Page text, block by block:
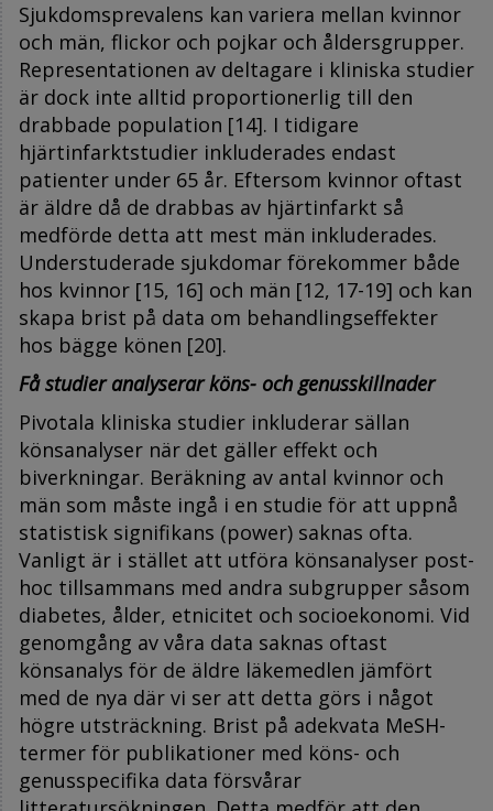
Sjukdomsprevalens kan variera mellan kvinnor
och män, flickor och pojkar och åldersgrupper.
Representationen av deltagare i kliniska studier
är dock inte alltid proportionerlig till den
drabbade population [14]. I tidigare
hjärtinfarktstudier inkluderades endast
patienter under 65 år. Eftersom kvinnor oftast
är äldre då de drabbas av hjärtinfarkt så
medförde detta att mest män inkluderades.
Understuderade sjukdomar förekommer både
hos kvinnor [15, 16] och män [12, 17-19] och kan
skapa brist på data om behandlingseffekter
hos bägge könen [20].
Få studier analyserar köns- och genusskillnader
Pivotala kliniska studier inkluderar sällan
könsanalyser när det gäller effekt och
biverkningar. Beräkning av antal kvinnor och
män som måste ingå i en studie för att uppnå
statistisk signifikans (power) saknas ofta.
Vanligt är i stället att utföra könsanalyser post-
hoc tillsammans med andra subgrupper såsom
diabetes, ålder, etnicitet och socioekonomi. Vid
genomgång av våra data saknas oftast
könsanalys för de äldre läkemedlen jämfört
med de nya där vi ser att detta görs i något
högre utsträckning. Brist på adekvata MeSH-
termer för publikationer med köns- och
genusspecifika data försvårar